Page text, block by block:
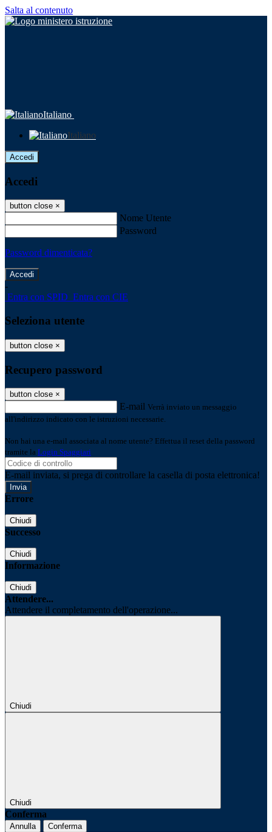
Salta al contenuto
Italiano
Italiano
Accedi
Accedi
button close ×
Nome Utente
Password
Password dimenticata?
-
Entra con SPID Entra con CIE
Seleziona utente
button close ×
Recupero password
button close ×
E-mail Verrà inviato un messaggio
all'indirizzo indicato con le istruzioni necessarie.
Non hai una e-mail associata al nome utente? Effettua il reset della password
tramite la Login Spaggiari
E-mail inviata, si prega di controllare la casella di posta elettronica!
Errore
Chiudi
Successo
Chiudi
Informazione
Chiudi
Attendere...
Attendere il completamento dell'operazione...
Chiudi
Chiudi
Conferma
Annulla Conferma